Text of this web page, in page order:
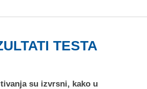
TESTA
su izvrsni, kako u